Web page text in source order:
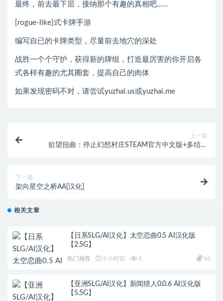
最终，前去最下层，接纳那个有趣的真相吧……
[rogue-like]式卡牌手游
编写自已的卡牌类型，尽量前去地穴的深处
战胜一个个守护，获得新的牌组，打造最厉害的你开启各
式各样有趣的尤其圈套，提高自己的肉体
如果发现密码不对，请尝试yuzhai.us或yuzhai.me
上一篇
欲望扭曲：停止幻想村庄STEAM官方中文版+多结局
下一篇
架向星空之桥AA[汉化]
相关文章
【日系SLG/AI汉化】太空恋曲0.5 AI汉化版
【2.5G】
热门推荐 5 小时前 1 10
【亚洲SLG/AI汉化】新闻猎人0.0.6 AI汉化版
【5.5G】